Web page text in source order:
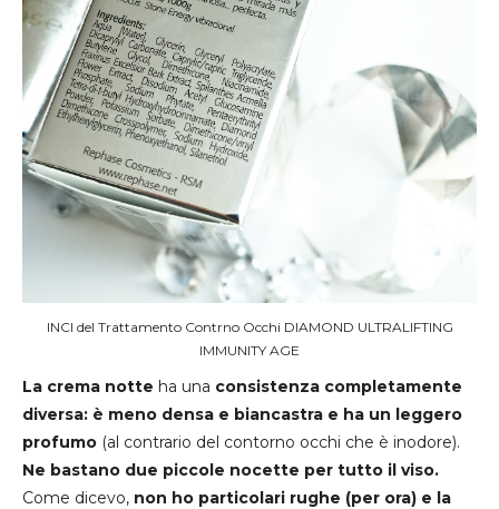
INCI del Trattamento Contrno Occhi DIAMOND ULTRALIFTING
IMMUNITY AGE
La crema notte ha una consistenza completamente
diversa: è meno densa e biancastra e ha un leggero
profumo (al contrario del contorno occhi che è inodore).
Ne bastano due piccole nocette per tutto il viso.
Come dicevo, non ho particolari rughe (per ora) e la